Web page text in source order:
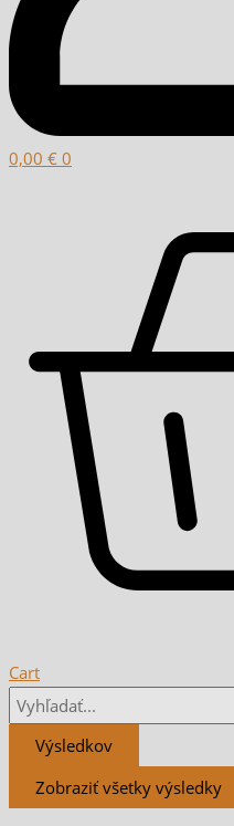
0,00 € 0
Cart
Výsledkov
Zobraziť všetky výsledky